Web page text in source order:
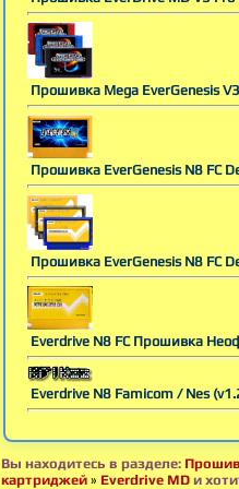
Прошивка Mega EverGenesis
Прошивка EverGenesis N8 FC
Прошивка EverGenesis N8 FC
Everdrive N8 FC Прошивка
Everdrive N8 Famicom / Nes
Вы находитесь в разделе:
картриджей » Everdrive MD и